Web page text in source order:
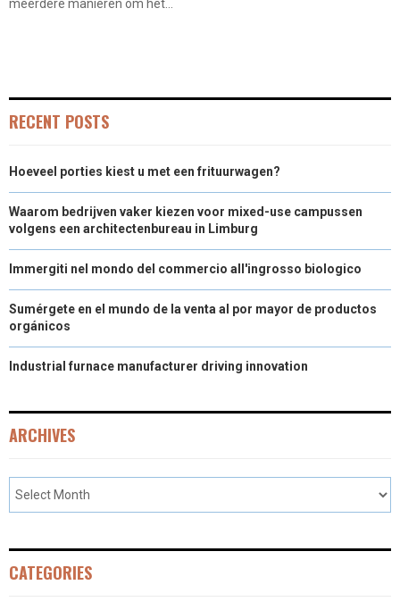
meerdere manieren om het...
RECENT POSTS
Hoeveel porties kiest u met een frituurwagen?
Waarom bedrijven vaker kiezen voor mixed-use campussen
volgens een architectenbureau in Limburg
Immergiti nel mondo del commercio all'ingrosso biologico
Sumérgete en el mundo de la venta al por mayor de productos
orgánicos
Industrial furnace manufacturer driving innovation
ARCHIVES
CATEGORIES